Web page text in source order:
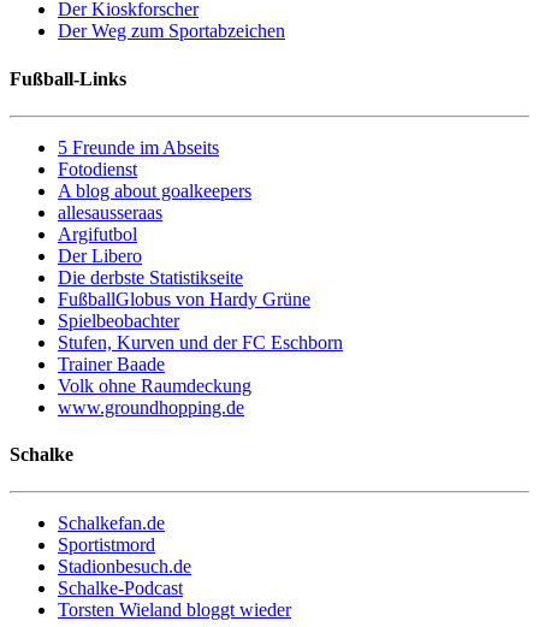
Der Kioskforscher
Der Weg zum Sportabzeichen
Fußball-Links
5 Freunde im Abseits
Fotodienst
A blog about goalkeepers
allesausseraas
Argifutbol
Der Libero
Die derbste Statistikseite
FußballGlobus von Hardy Grüne
Spielbeobachter
Stufen, Kurven und der FC Eschborn
Trainer Baade
Volk ohne Raumdeckung
www.groundhopping.de
Schalke
Schalkefan.de
Sportistmord
Stadionbesuch.de
Schalke-Podcast
Torsten Wieland bloggt wieder